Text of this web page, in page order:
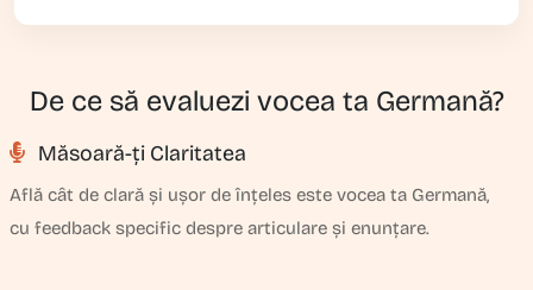
De ce să evaluezi vocea ta Germană?
Măsoară-ți Claritatea
Află cât de clară și ușor de înțeles este vocea ta Germană,
cu feedback specific despre articulare și enunțare.